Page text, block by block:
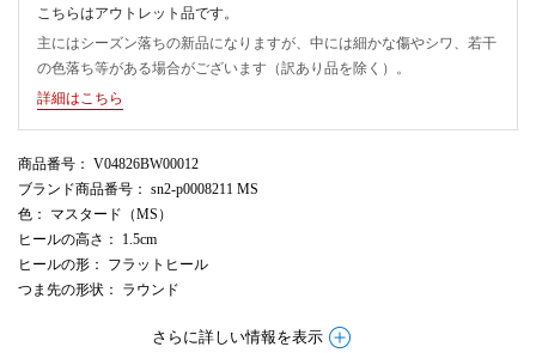
こちらはアウトレット品です。
主にはシーズン落ちの新品になりますが、中には細かな傷やシワ、若干
の色落ち等がある場合がございます（訳あり品を除く）。
詳細はこちら
商品番号 ： V04826BW00012
ブランド商品番号 ： sn2-p0008211 MS
色 ： マスタード（MS）
ヒールの高さ ： 1.5cm
ヒールの形 ： フラットヒール
つま先の形状 ： ラウンド
さらに詳しい情報を表示